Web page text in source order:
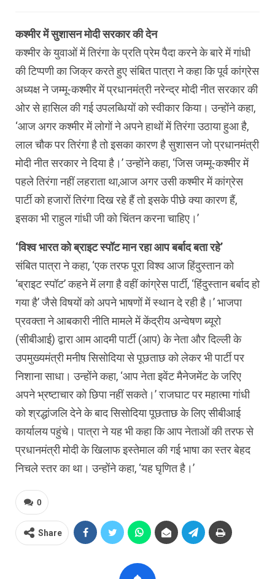
कश्मीर में सुशासन मोदी सरकार की देन
कश्मीर के युवाओं में तिरंगा के प्रति प्रेम पैदा करने के बारे में गांधी
की टिप्पणी का जिक्र करते हुए संबित पात्रा ने कहा कि पूर्व कांग्रेस
अध्यक्ष ने जम्मू-कश्मीर में प्रधानमंत्री नरेन्द्र मोदी नीत सरकार की
ओर से हासिल की गई उपलब्धियों को स्वीकार किया। उन्होंने कहा,
‘आज अगर कश्मीर में लोगों ने अपने हाथों में तिरंगा उठाया हुआ है,
लाल चौक पर तिरंगा है तो इसका कारण है सुशासन जो प्रधानमंत्री
मोदी नीत सरकार ने दिया है।’ उन्होंने कहा, ‘जिस जम्मू-कश्मीर में
पहले तिरंगा नहीं लहराता था,आज अगर उसी कश्मीर में कांग्रेस
पार्टी को हजारों तिरंगा दिख रहे हैं तो इसके पीछे क्या कारण हैं,
इसका भी राहुल गांधी जी को चिंतन करना चाहिए।’
‘विश्व भारत को ब्राइट स्पॉट मान रहा आप बर्बाद बता रहे’
संबित पात्रा ने कहा, ‘एक तरफ पूरा विश्व आज हिंदुस्तान को
‘ब्राइट स्पॉट’ कहने में लगा है वहीं कांग्रेस पार्टी, ‘हिंदुस्तान बर्बाद हो
गया है’ जैसे विषयों को अपने भाषणों में स्थान दे रही है।’ भाजपा
प्रवक्ता ने आबकारी नीति मामले में केंद्रीय अन्वेषण ब्यूरो
(सीबीआई) द्वारा आम आदमी पार्टी (आप) के नेता और दिल्ली के
उपमुख्यमंत्री मनीष सिसोदिया से पूछताछ को लेकर भी पार्टी पर
निशाना साधा। उन्होंने कहा, ‘आप नेता इवेंट मैनेजमेंट के जरिए
अपने भ्रष्टाचार को छिपा नहीं सकते।’ राजघाट पर महात्मा गांधी
को श्रद्धांजलि देने के बाद सिसोदिया पूछताछ के लिए सीबीआई
कार्यालय पहुंचे। पात्रा ने यह भी कहा कि आप नेताओं की तरफ से
प्रधानमंत्री मोदी के खिलाफ इस्तेमाल की गई भाषा का स्तर बेहद
निचले स्तर का था। उन्होंने कहा, ‘यह घृणित है।’
0
Share